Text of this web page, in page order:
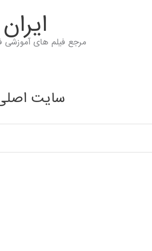
مرجع فیلم های آموزشی
سایت